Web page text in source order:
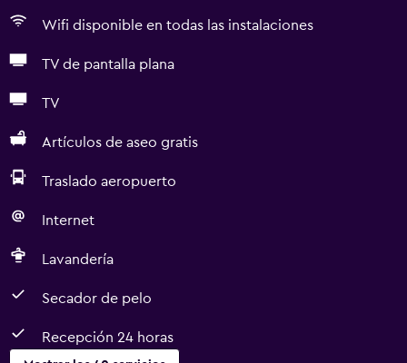
Wifi disponible en todas las instalaciones
TV de pantalla plana
TV
Artículos de aseo gratis
Traslado aeropuerto
Internet
Lavandería
Secador de pelo
Recepción 24 horas